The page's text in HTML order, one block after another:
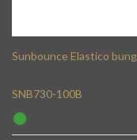
Sunbounce Elastico
SNB730-100B